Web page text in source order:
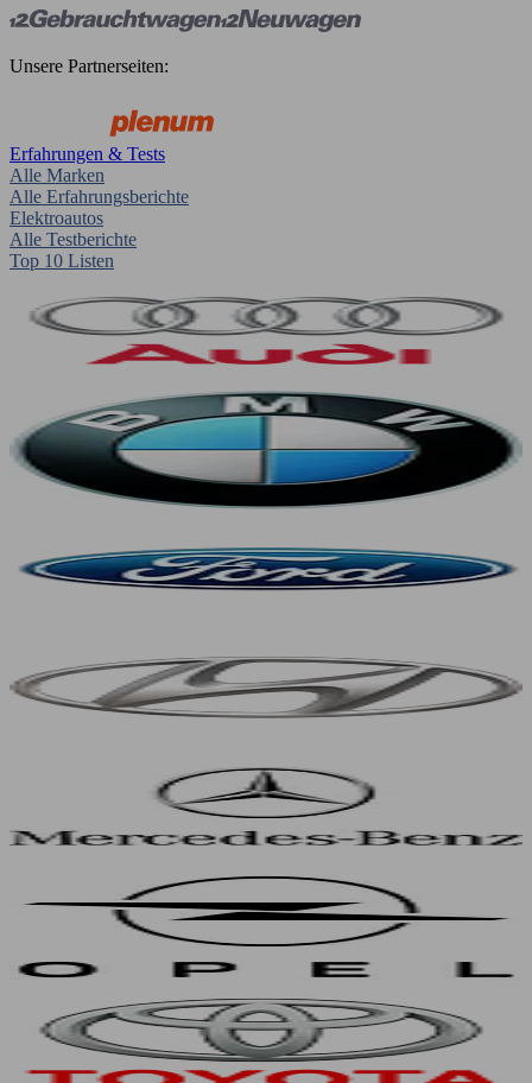
Unsere Partnerseiten:
Erfahrungen & Tests
Alle Marken
Alle Erfahrungsberichte
Elektroautos
Alle Testberichte
Top 10 Listen